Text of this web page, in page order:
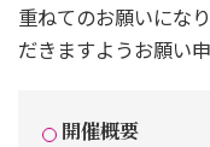
重ねてのお願いにな
だきますようお願い申
開催概要